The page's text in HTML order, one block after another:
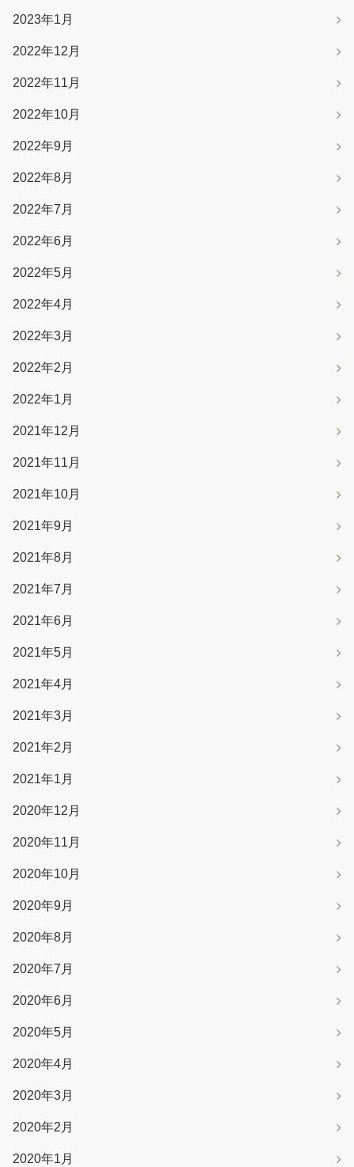
2023年1月
2022年12月
2022年11月
2022年10月
2022年9月
2022年8月
2022年7月
2022年6月
2022年5月
2022年4月
2022年3月
2022年2月
2022年1月
2021年12月
2021年11月
2021年10月
2021年9月
2021年8月
2021年7月
2021年6月
2021年5月
2021年4月
2021年3月
2021年2月
2021年1月
2020年12月
2020年11月
2020年10月
2020年9月
2020年8月
2020年7月
2020年6月
2020年5月
2020年4月
2020年3月
2020年2月
2020年1月